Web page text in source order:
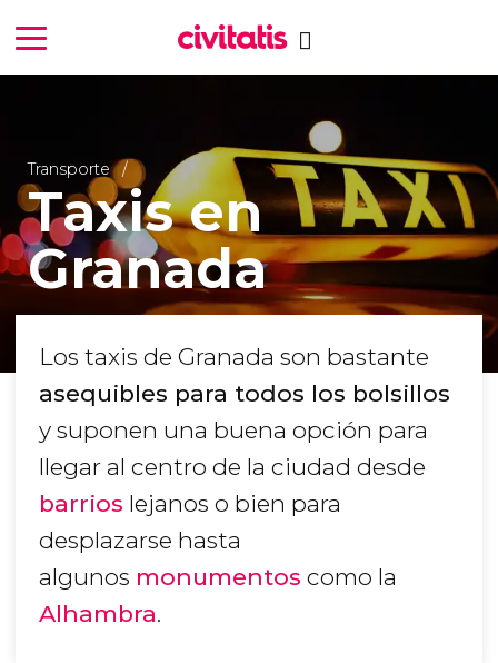
Transporte
Taxis en
Granada
Los taxis de Granada son bastante
asequibles para todos los bolsillos
y suponen una buena opción para
llegar al centro de la ciudad desde
barrios lejanos o bien para
desplazarse hasta
algunos monumentos como la
Alhambra.